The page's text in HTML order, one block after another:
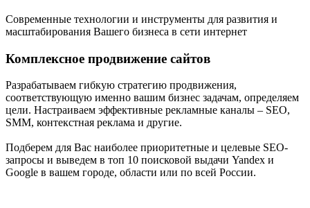
Современные технологии и инструменты для развития и
масштабирования Вашего бизнеса в сети интернет
Комплексное продвижение сайтов
Разрабатываем гибкую стратегию продвижения,
соответствующую именно вашим бизнес задачам, определяем
цели. Настраиваем эффективные рекламные каналы – SEO,
SMM, контекстная реклама и другие.
Подберем для Вас наиболее приоритетные и целевые SEO-
запросы и выведем в топ 10 поисковой выдачи Yandex и
Google в вашем городе, области или по всей России.